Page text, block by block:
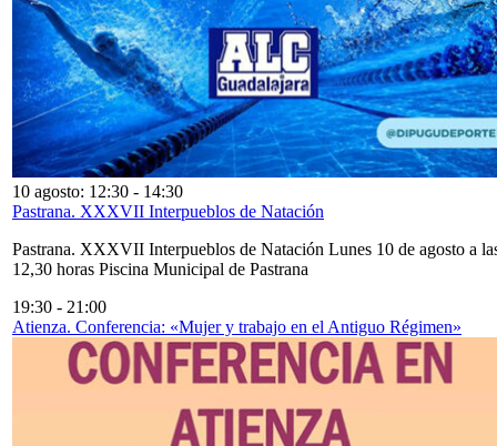
10 agosto: 12:30 - 14:30
Pastrana. XXXVII Interpueblos de Natación
Pastrana. XXXVII Interpueblos de Natación Lunes 10 de agosto a
12,30 horas Piscina Municipal de Pastrana
19:30 - 21:00
Atienza. Conferencia: «Mujer y trabajo en el Antiguo Régimen»